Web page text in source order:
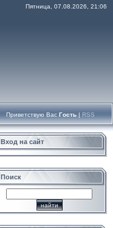
Пятница, 07.08.2026, 21:06
Приветствую Вас Гость | RSS
Вход на сайт
Поиск